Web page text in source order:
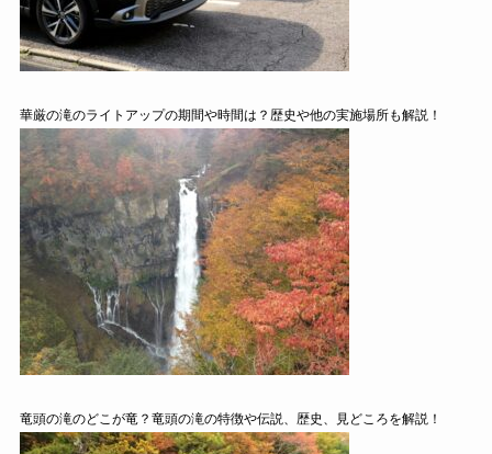
華厳の滝のライトアップの期間や時間は？歴史や他の実施場所も解説！
竜頭の滝のどこが竜？竜頭の滝の特徴や伝説、歴史、見どころを解説！